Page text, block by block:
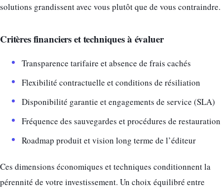
solutions grandissent avec vous plutôt que de vous contraindre.
Critères financiers et techniques à évaluer
Transparence tarifaire et absence de frais cachés
Flexibilité contractuelle et conditions de résiliation
Disponibilité garantie et engagements de service (SLA)
Fréquence des sauvegardes et procédures de restauration
Roadmap produit et vision long terme de l’éditeur
Ces dimensions économiques et techniques conditionnent la
pérennité de votre investissement. Un choix équilibré entre